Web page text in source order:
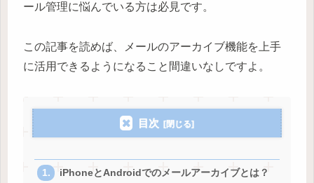
ール管理に悩んでいる方は必見です。
この記事を読めば、メールのアーカイブ機能を上手
に活用できるようになること間違いなしですよ。
目次
iPhoneとAndroidでのメールアーカイブとは？